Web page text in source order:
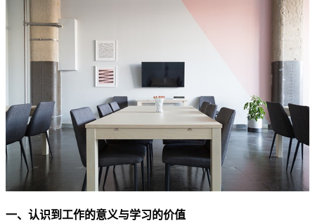
一、认识到工作的意义与学习的价值